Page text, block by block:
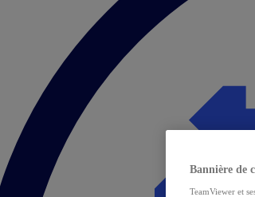
Bannière de
TeamViewer et